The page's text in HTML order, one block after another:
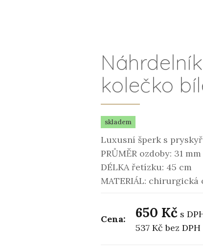
kolečko
skladem
Luxusní šperk s
PRŮMĚR ozdoby: 31 mm
DÉLKA řetízku: 45 cm
MATERIÁL: chirurgická
Cena: 650 Kč s
537 Kčbez DPH